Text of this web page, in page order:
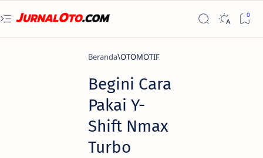
Beranda OTOMOTIF
Begini Cara
Pakai Y-
Shift Nmax
Turbo